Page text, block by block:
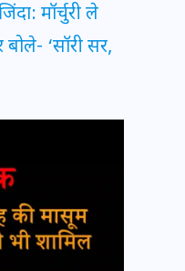
मॉर्चुरी ले
‘सॉरी सर,